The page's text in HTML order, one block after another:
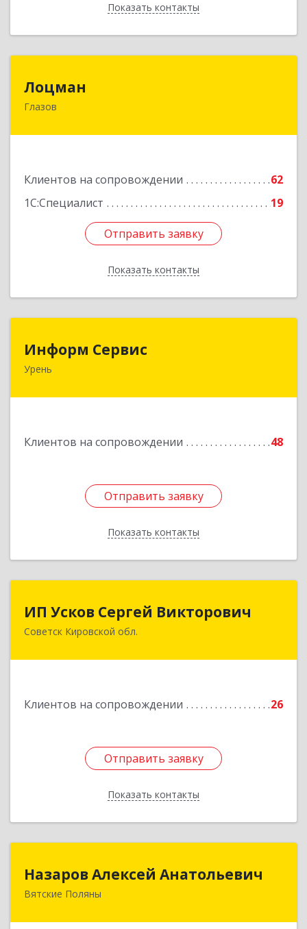
Показать контакты
Назад
Лоцман
Глазов
Клиентов на сопровождении
62
1С:Специалист
19
Отправить заявку
Показать контакты
427620, Удмуртская Респ, Глазов г, Сибирская
Отправить заявку
Назад
Информ Сервис
Урень
Клиентов на сопровождении 48
Отправить заявку
Показать контакты
Отправить заявку
Назад
ИП Усков Сергей Викторович
Советск Кировской обл.
Клиентов на сопровождении 26
Отправить заявку
Показать контакты
ИП Усков Сергей Викторович
613340, Кировская обл, Советск г, Дружбы ул,
Отправить заявку
Назад
Назаров Алексей Анатольевич
Вятские Поляны
Назаров Алексей Анатольевич
612964,Кировская обл,город Вятские Поляны